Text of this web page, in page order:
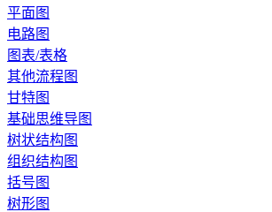
平面图
电路图
图表/表格
其他流程图
甘特图
基础思维导图
树状结构图
组织结构图
括号图
树形图